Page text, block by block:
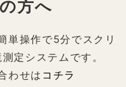
方へ
単操作で5分でスクリ
定システムです。
わせは コチラ